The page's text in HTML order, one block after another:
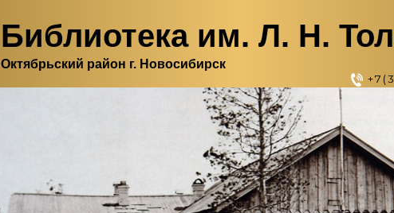
Библиотека им. Л. Н.
Октябрьский район г. Новосибирск